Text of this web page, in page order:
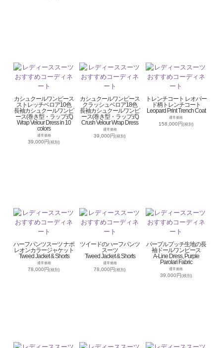
カシュクールワンピース
ストレッチベロア10色
長袖カシュクールワンピ
ース(巻き型・ラップ式)
Wrap Velour Dress in 10
colors
通常価格
39,000円(税別)
カシュクールワンピース
クラッシュベロア18色
長袖カシュクールワンピ
ース(巻き型・ラップ式)
Crush Velour Wrap Dress
通常価格
39,000円(税別)
トレンチコート レオパー
ド柄トレンチコート
Leopard Print Trench Coat
通常価格
158,000円(税別)
ハーフパンツスーツ ナポ
レオンカラージャケット
Tweed Jacket & Shorts
通常価格
78,000円(税別)
ツイードのハーフパンツ
スーツ
Tweed Jacket & Shorts
通常価格
78,000円(税別)
パープルプッチ生地の長
袖ドールワンピース
A-Line Dress, Purple
Parolari Fabric
通常価格
39,000円(税別)